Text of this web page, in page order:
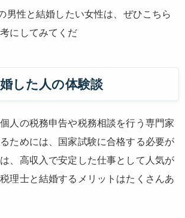
男性と結婚したい女性は、ぜひこちら
にしてみてくだ
した人の体験談
人の税務申告や税務相談を行う専門家
ためには、国家試験に合格する必要が
、高収入で安定した仕事として人気が
理士と結婚するメリットはたくさんあ